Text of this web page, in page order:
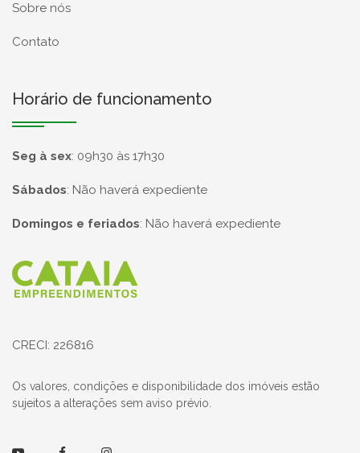
Sobre nós
Contato
Horário de funcionamento
Seg à sex: 09h30 às 17h30
Sábados: Não haverá expediente
Domingos e feriados: Não haverá expediente
Página inicial
CRECI: 226816
Os valores, condições e disponibilidade dos imóveis estão
sujeitos a alterações sem aviso prévio.